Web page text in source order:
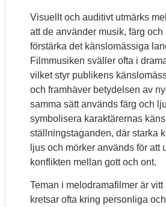
Visuellt och auditivt utmärks
att de använder musik, färg och
förstärka det känslomässiga
Filmmusiken sväller ofta i
vilket styr publikens
och framhäver betydelsen av
samma sätt används färg och
symbolisera karaktärernas
ställningstaganden, där starka
ljus och mörker används för att
konflikten mellan gott och ont.
Teman i melodramafilmer är vitt
kretsar ofta kring personliga